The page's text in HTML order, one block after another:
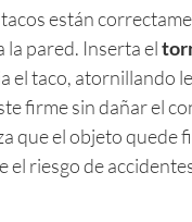
están
la pared. Inserta el
el taco, atornillando
firme sin dañar el
que el objeto quede
el riesgo de